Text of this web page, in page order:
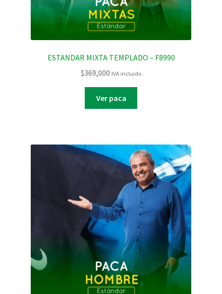
ESTANDAR MIXTA TEMPLADO – F8990
$369,000 IVA incluido
Ver paca